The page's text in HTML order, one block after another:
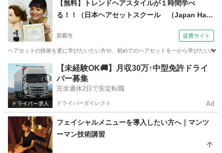
【無料】トレンドヘアスタイルが１時間学べ
る！！（日本ヘアセットスクール （Japan Hair
べる♪）
那覇市 提携サイト
ヘアセットの技術を更に学びたいたい方や、初めてのヘアセットを一から学びたい方
沖縄 那覇市 ヘアメイク
【未経験OK🚚】月収30万↑中型免許ドライ
バー募集
完全週休2日で安定転職
ドライバーダイレクト Ad
フェイシャルメニューを導入したい方へ｜マンツ
ーマン技術講習